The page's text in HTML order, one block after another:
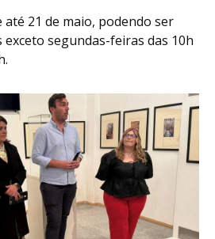
21 de maio, podendo ser
segundas-feiras das 10h